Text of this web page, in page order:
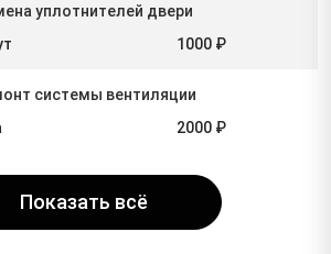
уплотнителей двери
1000 ₽
системы вентиляции
2000 ₽
Показать всё